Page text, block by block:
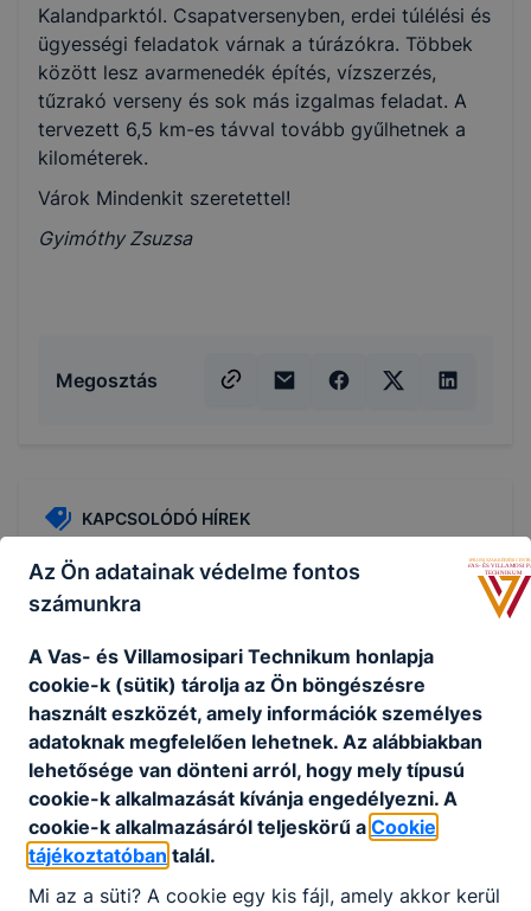
Kalandparktól. Csapatversenyben, erdei túlélési és
ügyességi feladatok várnak a túrázókra. Többek
között lesz avarmenedék építés, vízszerzés,
tűzrakó verseny és sok más izgalmas feladat. A
tervezett 6,5 km-es távval tovább gyűlhetnek a
kilométerek.
Várok Mindenkit szeretettel!
Gyimóthy Zsuzsa
Megosztás
KAPCSOLÓDÓ HÍREK
35 év / 35 km - Pecsétgyűjtő túrák
Az Ön adatainak védelme fontos
számunkra
A Vas- és Villamosipari Technikum honlapja
cookie-k (sütik) tárolja az Ön böngészésre
használt eszközét, amely információk személyes
adatoknak megfelelően lehetnek. Az alábbiakban
lehetősége van dönteni arról, hogy mely típusú
cookie-k alkalmazását kívánja engedélyezni. A
cookie-k alkalmazásáról teljeskörű a Cookie
tájékoztatóban talál.
Mi az a süti? A cookie egy kis fájl, amely akkor kerül